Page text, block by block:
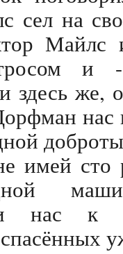
сел на
и
здесь же,
нас
имей сто
нас к